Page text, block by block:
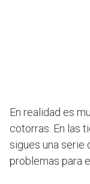
En realidad es
cotorras. En las
sigues una serie
problemas para